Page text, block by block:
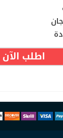
اطلب الآن